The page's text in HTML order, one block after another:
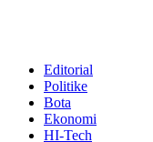
Editorial
Politike
Bota
Ekonomi
HI-Tech